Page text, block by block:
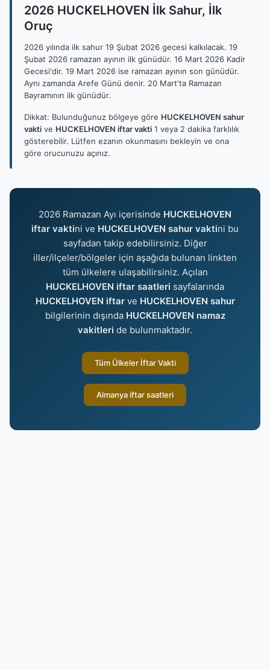
2026 HUCKELHOVEN İlk Sahur, İlk
Oruç
2026 yılında ilk sahur 19 Şubat 2026 gecesi kalkılacak. 19
Şubat 2026 ramazan ayının ilk günüdür. 16 Mart 2026 Kadir
Gecesi'dir. 19 Mart 2026 ise ramazan ayının son günüdür.
Aynı zamanda Arefe Günü denir. 20 Mart'ta Ramazan
Bayramının ilk günüdür.
Dikkat: Bulunduğunuz bölgeye göre HUCKELHOVEN sahur
vakti ve HUCKELHOVEN iftar vakti 1 veya 2 dakika farklılık
gösterebilir. Lütfen ezanın okunmasını bekleyin ve ona
göre orucunuzu açınız.
2026 Ramazan Ayı içerisinde HUCKELHOVEN
iftar vaktini ve HUCKELHOVEN sahur vaktini bu
sayfadan takip edebilirsiniz. Diğer
iller/ilçeler/bölgeler için aşağıda bulunan linkten
tüm ülkelere ulaşabilirsiniz. Açılan
HUCKELHOVEN iftar saatleri sayfalarında
HUCKELHOVEN iftarve HUCKELHOVEN sahur
bilgilerinin dışında HUCKELHOVEN namaz
vakitleri de bulunmaktadır.
Tüm Ülkeler İftar Vakti
Almanya iftar saatleri